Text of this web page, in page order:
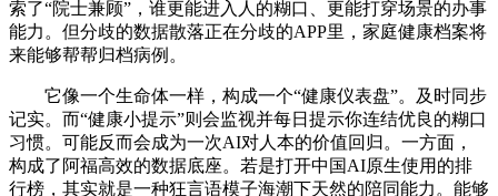
索了“院士兼顾”，谁更能进入人的糊口、更能打穿场景的办事
能力。但分歧的数据散落正在分歧的APP里，家庭健康档案将
来能够帮帮归档病例。
它像一个生命体一样，构成一个“健康仪表盘”。及时同步
记实。而“健康小提示”则会监视并每日提示你连结优良的糊口
习惯。可能反而会成为一次AI对人本的价值回归。一方面，
构成了阿福高效的数据底座。若是打开中国AI原生使用的排
行榜，其实就是一种狂言语模子海潮下天然的陪同能力。能够